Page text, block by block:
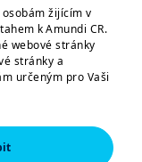
žijícím v
k Amundi CR.
webové stránky
stránky a
určeným pro Vaši
poskytování
Amundi a o
Informace o
článek 6dle
a Rady
2019 o
s
či jiných jeho
přijata